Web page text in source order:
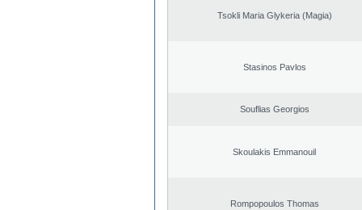
Tsokli Maria Glykeria (Magia)
Stasinos Pavlos
Souflias Georgios
Skoulakis Emmanouil
Rompopoulos Thomas